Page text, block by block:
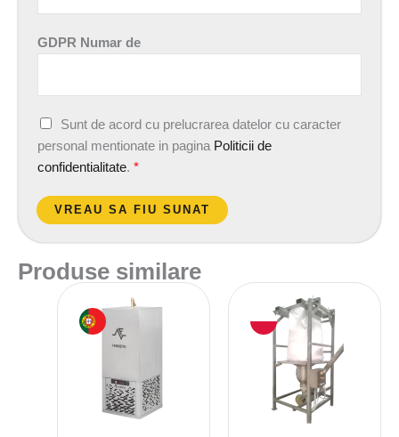
GDPR Numar de
A
c
o
d
P
Sunt de acord cu prelucrarea datelor cu caracter
personal mentionate in pagina Politicii de
confidentialitate. *
VREAU SA FIU SUNAT
Produse similare